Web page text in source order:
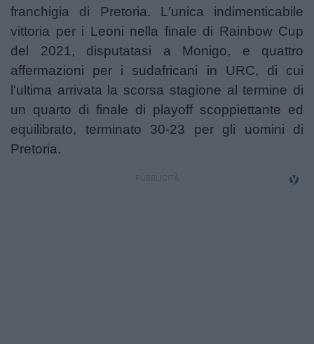
franchigia di Pretoria. L′unica indimenticabile
vittoria per i Leoni nella finale di Rainbow Cup
del 2021, disputatasi a Monigo, e quattro
affermazioni per i sudafricani in URC, di cui
l'ultima arrivata la scorsa stagione al termine di
un quarto di finale di playoff scoppiettante ed
equilibrato, terminato 30-23 per gli uomini di
Pretoria.